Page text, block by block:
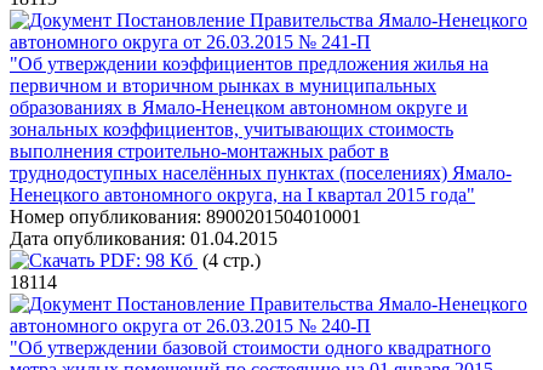
Постановление Правительства Ямало-Ненецкого
автономного округа от 26.03.2015 № 241-П
"Об утверждении коэффициентов предложения жилья на
первичном и вторичном рынках в муниципальных
образованиях в Ямало-Ненецком автономном округе и
зональных коэффициентов, учитывающих стоимость
выполнения строительно-монтажных работ в
труднодоступных населённых пунктах (поселениях) Ямало-
Ненецкого автономного округа, на I квартал 2015 года"
Номер опубликования: 8900201504010001
Дата опубликования: 01.04.2015
PDF: 98 Кб (4 стр.)
18114
Постановление Правительства Ямало-Ненецкого
автономного округа от 26.03.2015 № 240-П
"Об утверждении базовой стоимости одного квадратного